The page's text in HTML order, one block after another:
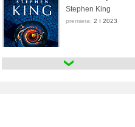
Stephen King
premiera: 2 I 2023
Bazar złych snów